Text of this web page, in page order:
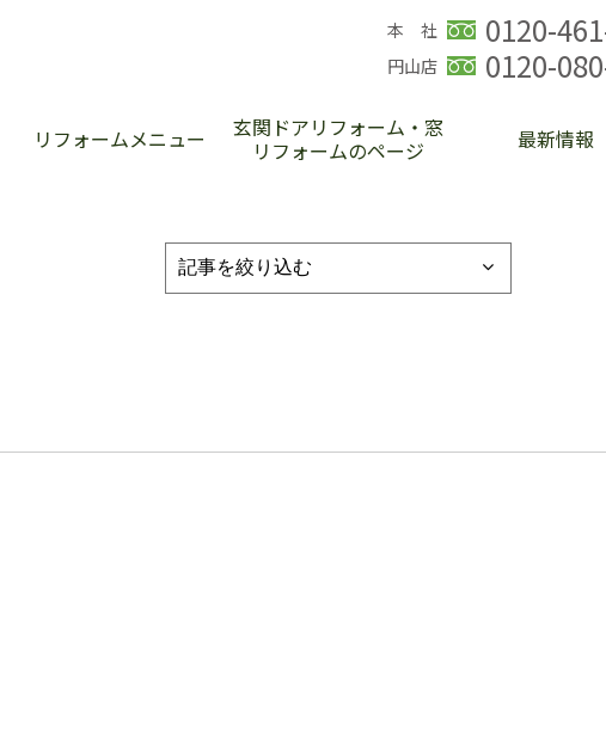
本 社 0120-
円山店 0120-
リフォームメニュー
玄関ドアリフォーム・窓
リフォームのページ
最新情報